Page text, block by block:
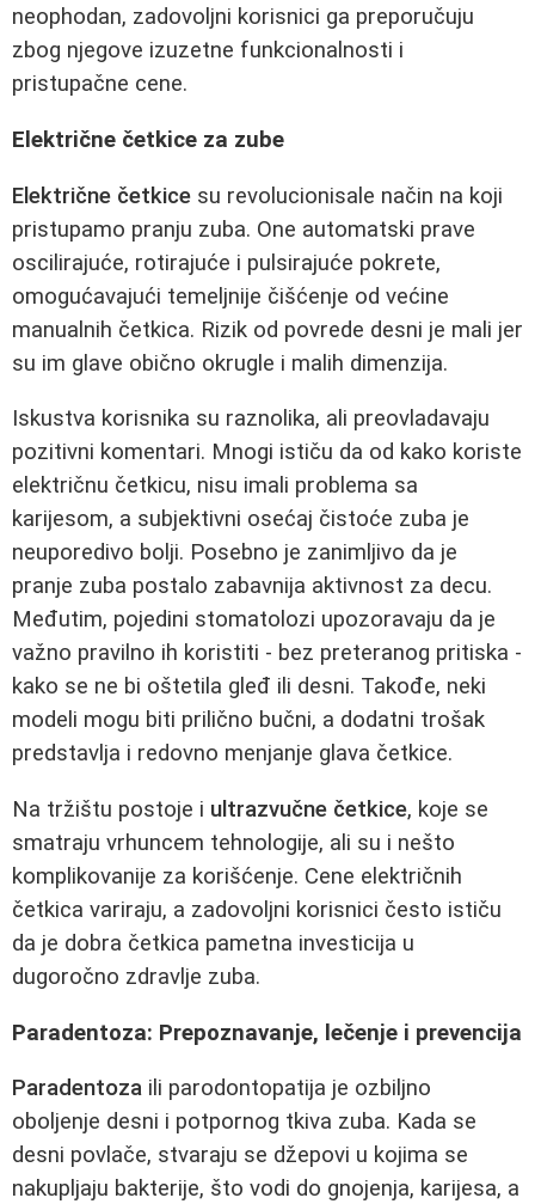
neophodan, zadovoljni korisnici ga preporučuju
zbog njegove izuzetne funkcionalnosti i
pristupačne cene.
Električne četkice za zube
Električne četkice su revolucionisale način na koji
pristupamo pranju zuba. One automatski prave
oscilirajuće, rotirajuće i pulsirajuće pokrete,
omogućavajući temeljnije čišćenje od većine
manualnih četkica. Rizik od povrede desni je mali jer
su im glave obično okrugle i malih dimenzija.
Iskustva korisnika su raznolika, ali preovladavaju
pozitivni komentari. Mnogi ističu da od kako koriste
električnu četkicu, nisu imali problema sa
karijesom, a subjektivni osećaj čistoće zuba je
neuporedivo bolji. Posebno je zanimljivo da je
pranje zuba postalo zabavnija aktivnost za decu.
Međutim, pojedini stomatolozi upozoravaju da je
važno pravilno ih koristiti - bez preteranog pritiska -
kako se ne bi oštetila gleđ ili desni. Takođe, neki
modeli mogu biti prilično bučni, a dodatni trošak
predstavlja i redovno menjanje glava četkice.
Na tržištu postoje i ultrazvučne četkice, koje se
smatraju vrhuncem tehnologije, ali su i nešto
komplikovanije za korišćenje. Cene električnih
četkica variraju, a zadovoljni korisnici često ističu
da je dobra četkica pametna investicija u
dugoročno zdravlje zuba.
Paradentoza: Prepoznavanje, lečenje i prevencija
Paradentoza ili parodontopatija je ozbiljno
oboljenje desni i potpornog tkiva zuba. Kada se
desni povlače, stvaraju se džepovi u kojima se
nakupljaju bakterije, što vodi do gnojenja, karijesa, a